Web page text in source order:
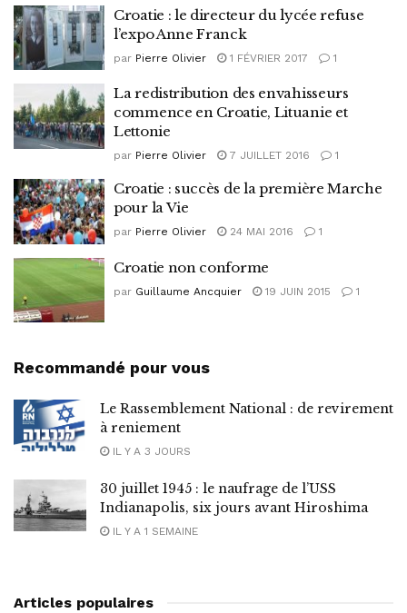
Croatie : le directeur du lycée refuse
l’expo Anne Franck
par Pierre Olivier 1 FÉVRIER 2017 1
La redistribution des envahisseurs
commence en Croatie, Lituanie et
Lettonie
par Pierre Olivier 7 JUILLET 2016 1
Croatie : succès de la première Marche
pour la Vie
par Pierre Olivier 24 MAI 2016 1
Croatie non conforme
par Guillaume Ancquier 19 JUIN 2015 1
Recommandé pour vous
Le Rassemblement National : de revirement
à reniement
IL Y A 3 JOURS
30 juillet 1945 : le naufrage de l’USS
Indianapolis, six jours avant Hiroshima
IL Y A 1 SEMAINE
Articles populaires